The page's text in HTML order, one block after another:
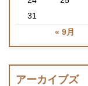
« 9月
31
アーカイブズ